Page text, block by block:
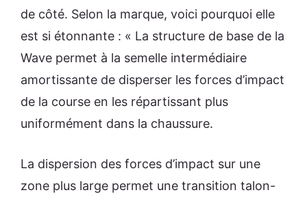
de côté. Selon la marque, voici pourquoi elle
est si étonnante : « La structure de base de la
Wave permet à la semelle intermédiaire
amortissante de disperser les forces d’impact
de la course en les répartissant plus
uniformément dans la chaussure.
La dispersion des forces d’impact sur une
zone plus large permet une transition talon-